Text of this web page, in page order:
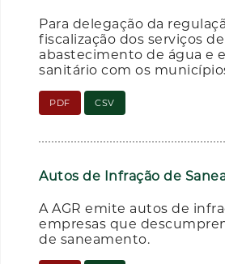
Para delegação da
fiscalização dos serviços de
abastecimento de água e
sanitário com os
PDF CSV
Autos de Infração de
A AGR emite autos de
empresas que
de saneamento.